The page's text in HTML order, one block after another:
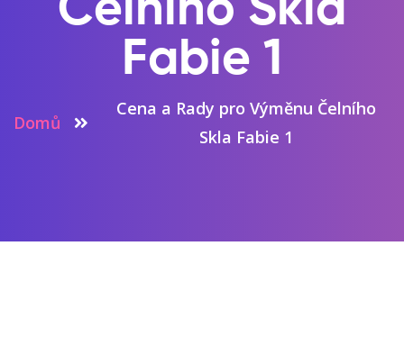
Čelního Skla
Fabie 1
Domů
Cena a Rady pro Výměnu Čelního
Skla Fabie 1